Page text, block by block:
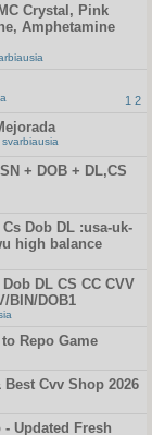
Crystal, Pink
Amphetamine
1 2
svarbiausia
+ DOB + DL,CS
Dob DL :usa-uk-
high balance
DL CS CC CVV
BIN/DOB1
Repo Game
Cvv Shop 2026
Updated Fresh